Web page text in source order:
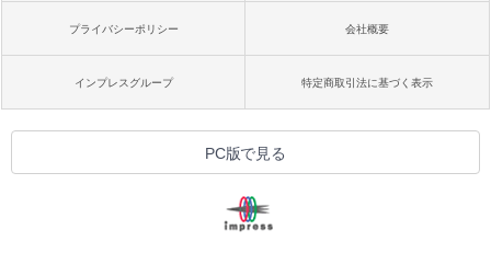
プライバシーポリシー 会社概要
インプレスグループ 特定商取引法に基づく表示
PC版で見る